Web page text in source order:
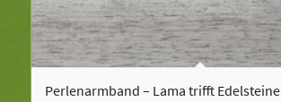
Perlenarmband – Lama trifft Edelsteine